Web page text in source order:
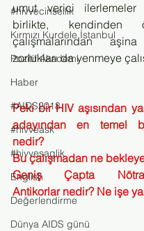
#hivvecinsellik
Kırmızı Kurdele İstanbul
Pozitif Akademi
Haber
#AIDS2018
#hivveask
#hivvesaglik
English
Değerlendirme
Dünya AIDS günü
umut verici ilerlemeler
birlikte, kendinden
çalışmalarından
zorlukları da yenmeye
Peki bir HIV aşısından
adayından en temel
nedir?
Bu çalışmadan ne
Geniş Çapta
Antikorlar nedir? Ne işe